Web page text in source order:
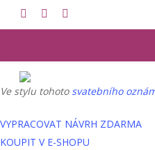
to
content
facebookinstagram
email
Ve stylu tohoto svatebního
VYPRACOVAT NÁVRH ZDARMA
KOUPIT V E-SHOPU